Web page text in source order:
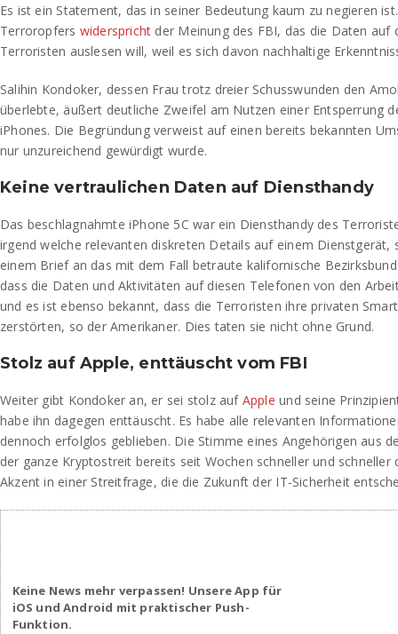
Es ist ein Statement, das in seiner Bedeutung kaum zu negieren
Terroropfers widerspricht der Meinung des FBI, das die Daten auf
Terroristen auslesen will, weil es sich davon nachhaltige
Salihin Kondoker, dessen Frau trotz dreier Schusswunden den
überlebte, äußert deutliche Zweifel am Nutzen einer Entsperrung
iPhones. Die Begründung verweist auf einen bereits bekannten
nur unzureichend gewürdigt wurde.
Keine vertraulichen Daten auf Diensthandy
Das beschlagnahmte iPhone 5C war ein Diensthandy des
irgend welche relevanten diskreten Details auf einem Dienstgerät,
einem Brief an das mit dem Fall betraute kalifornische
dass die Daten und Aktivitäten auf diesen Telefonen von den
und es ist ebenso bekannt, dass die Terroristen ihre privaten
zerstörten, so der Amerikaner. Dies taten sie nicht ohne Grund.
Stolz auf Apple, enttäuscht vom FBI
Weiter gibt Kondoker an, er sei stolz auf Apple und seine
habe ihn dagegen enttäuscht. Es habe alle relevanten
dennoch erfolglos geblieben. Die Stimme eines Angehörigen aus
der ganze Kryptostreit bereits seit Wochen schneller und
Akzent in einer Streitfrage, die die Zukunft der IT-Sicherheit
Keine News mehr verpassen! Unsere App für
iOS und Android mit praktischer Push-
Funktion.